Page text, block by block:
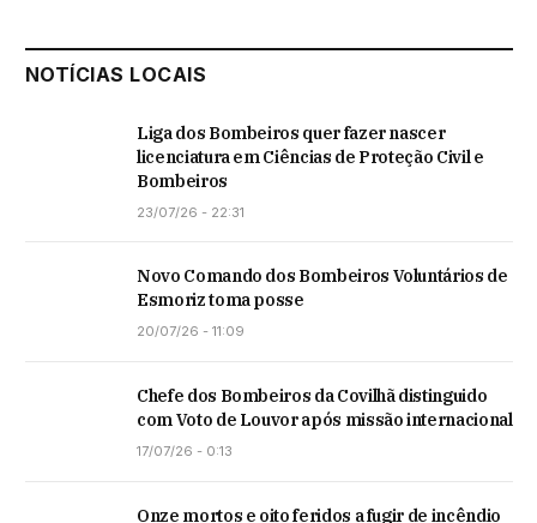
NOTÍCIAS LOCAIS
Liga dos Bombeiros quer fazer nascer
licenciatura em Ciências de Proteção Civil e
Bombeiros
23/07/26 - 22:31
Novo Comando dos Bombeiros Voluntários de
Esmoriz toma posse
20/07/26 - 11:09
Chefe dos Bombeiros da Covilhã distinguido
com Voto de Louvor após missão internacional
17/07/26 - 0:13
Onze mortos e oito feridos a fugir de incêndio